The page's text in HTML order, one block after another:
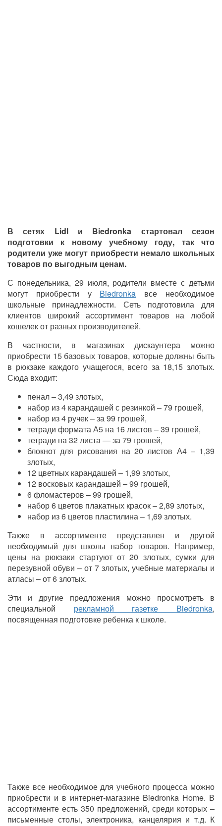
В сетях Lidl и Biedronka стартовал сезон
подготовки к новому учебному году, так что
родители уже могут приобрести немало школьных
товаров по выгодным ценам.
С понедельника, 29 июля, родители вместе с детьми
могут приобрести у Biedronka все необходимое
школьные принадлежности. Сеть подготовила для
клиентов широкий ассортимент товаров на любой
кошелек от разных производителей.
В частности, в магазинах дискаунтера можно
приобрести 15 базовых товаров, которые должны быть
в рюкзаке каждого учащегося, всего за 18,15 злотых.
Сюда входит:
пенал – 3,49 злотых,
набор из 4 карандашей с резинкой – 79 грошей,
набор из 4 ручек – за 99 грошей,
тетради формата А5 на 16 листов – 39 грошей,
тетради на 32 листа — за 79 грошей,
блокнот для рисования на 20 листов А4 – 1,39
злотых,
12 цветных карандашей – 1,99 злотых,
12 восковых карандашей – 99 грошей,
6 фломастеров – 99 грошей,
набор 6 цветов плакатных красок – 2,89 злотых,
набор из 6 цветов пластилина – 1,69 злотых.
Также в ассортименте представлен и другой
необходимый для школы набор товаров. Например,
цены на рюкзаки стартуют от 20 злотых, сумки для
перезувной обуви – от 7 злотых, учебные материалы и
атласы – от 6 злотых.
Эти и другие предложения можно просмотреть в
специальной рекламной газетке Biedronka,
посвященная подготовке ребенка к школе.
Также все необходимое для учебного процесса можно
приобрести и в интернет-магазине Biedronka Home. В
ассортименте есть 350 предложений, среди которых –
письменные столы, электроника, канцелярия и т.д. К